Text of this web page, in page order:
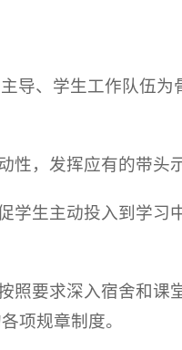
导、学生工作队伍为
，发挥应有的带头
学生主动投入到学习
照要求深入宿舍和课
项规章制度。